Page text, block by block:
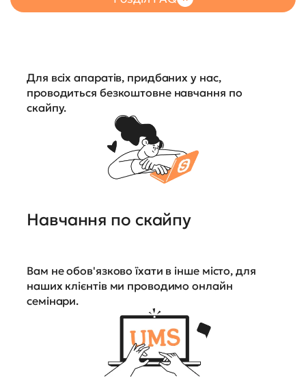
Для всіх апаратів, придбаних у нас,
проводиться безкоштовне навчання по
скайпу.
Навчання по скайпу
Вам не обов'язково їхати в інше місто, для
наших клієнтів ми проводимо онлайн
семінари.